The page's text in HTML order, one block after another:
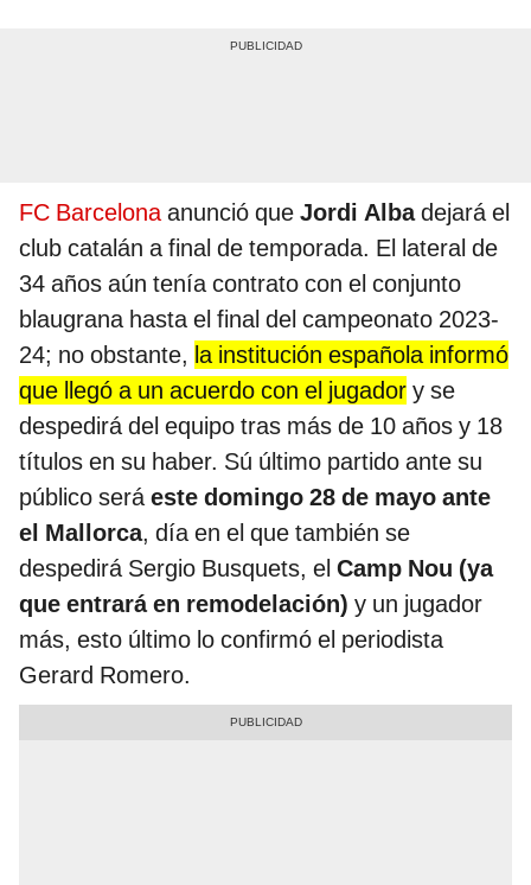
FC Barcelonaanunció que Jordi Albadejará el
club catalán a final de temporada. El lateral de
34 años aún tenía contrato con el conjunto
blaugrana hasta el final del campeonato 2023-
24; no obstante, la institución española informó
que llegó a un acuerdo con el jugador y se
despedirá del equipo tras más de 10 años y 18
títulos en su haber. Sú último partido ante su
público seráeste domingo 28 de mayo ante
el Mallorca, día en el que también se
despedirá Sergio Busquets, el Camp Nou (ya
que entrará en remodelación) y un jugador
más, esto último lo confirmó el periodista
Gerard Romero.